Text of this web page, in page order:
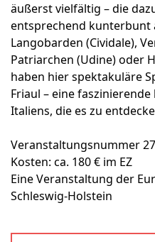
äußerst vielfältig – die
entsprechend kunterbunt
Langobarden (Cividale),
Patriarchen (Udine) oder
haben hier spektakuläre
Friaul – eine
Italiens, die es zu
Veranstaltungsnummer
Kosten: ca. 180 € im EZ
Eine Veranstaltung der
Schleswig-Holstein